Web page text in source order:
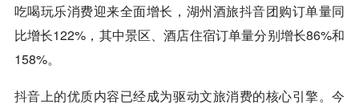
吃喝玩乐消费迎来全面增长，湖州酒旅抖音团购订单量同
比增长122%，其中景区、酒店住宿订单量分别增长86%和
158%。
抖音 上的优质内容已经成为驱动文旅消费的核心引擎。今